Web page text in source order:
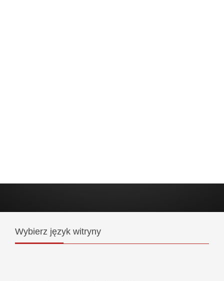
Wybierz język witryny